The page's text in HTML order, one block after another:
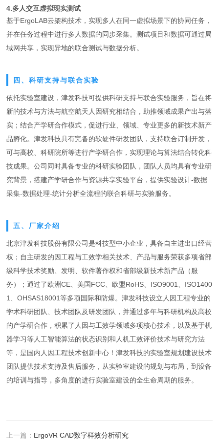
4.多人交互虚拟现实测试
基于ErgoLAB云架构技术，实现多人在同一虚拟场景下的协同任务，
并在任务过程中进行多人数据的同步采集。测试项目和数据可通过局
域网共享，实现异地的联合测试与数据分析。
四、科研支持与联合实验
依托实验室建设，津发科技可提供科研支持与联合实验服务，旨在将
新的技术与方法与航空航天人因研究相结合，助推领域成果产出与落
实；结合产学研合作模式，促进行业、领域、专业更多的新技术新产
品孵化。津发科技具有完备的软硬件研发团队，支持联合订制开发，
可与高校、科研院所等进行产学研合作，实现理论与算法结合转化科
技成果。公司同时具备专业的科研实验团队，团队人员均具有专业研
究背景，搭建产学研合作与资源共享实验平台，提供实验设计-数据
采集-数据处理-统计分析全流程的联合科研与实验服务。
五、厂家介绍
北京津发科技股份有限公司是科技型中小企业，具备自主进出口经营
权；自主研发的因工程与工效学相关技术、产品与服务荣获多项省部
级科学技术奖励、发明、软件著作权和省部级新技术新产品（服
务）；通过了欧洲CE、美国FCC、欧盟RoHS、ISO9001、ISO1400
1、OHSAS18001等多项国际和防爆。津发科技设立人因工程专业的
学术科研团队、技术团队及研发团队，并通过多年与科研机构及高校
的产学研合作，积累了人因与工效学领域多项核心技术，以及基于机
器学习等人工智能算法的状态识别和人机工效评价技术与研究方法
等，是国内人因工程技术创新中心！津发科技的实验室规划建设技术
团队提供技术支持及售后服务，从实验室建设的规划与布局，到设备
的培训与指导，多角度的进行实验室建设的全生命周期的服务。
上一篇： ErgoVR CAD数字样效分析研究